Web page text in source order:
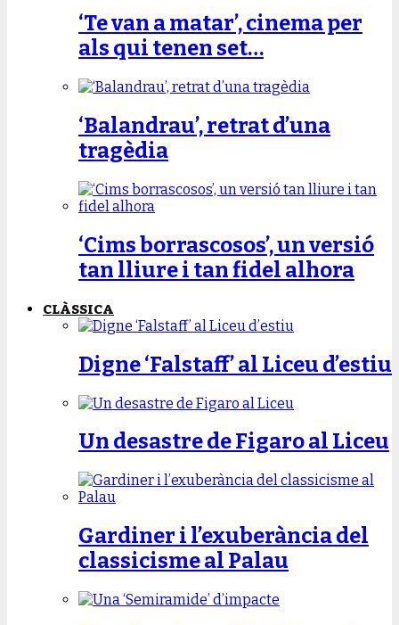
‘Te van a matar’, cinema per
als qui tenen set…
‘Balandrau’, retrat d’una
tragèdia
‘Cims borrascosos’, un versió
tan lliure i tan fidel alhora
CLÀSSICA
Digne ‘Falstaff’ al Liceu d’estiu
Un desastre de Figaro al Liceu
Gardiner i l’exuberància del
classicisme al Palau